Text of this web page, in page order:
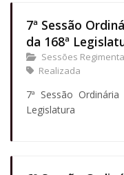
7ª Sessão
da 168ª
Sessões
Realizada
7ª Sessão
Legislatura